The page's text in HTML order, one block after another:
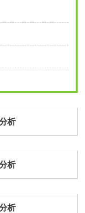
析
析
析